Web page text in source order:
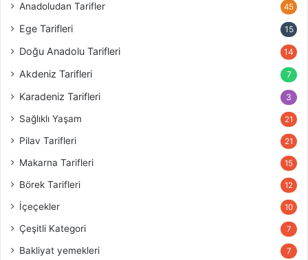
Anadoludan Tarifler 45
Ege Tarifleri 15
Doğu Anadolu Tarifleri 14
Akdeniz Tarifleri 7
Karadeniz Tarifleri 3
Sağlıklı Yaşam 21
Pilav Tarifleri 21
Makarna Tarifleri 15
Börek Tarifleri 12
İçeçekler 10
Çeşitli Kategori 7
Bakliyat yemekleri 7